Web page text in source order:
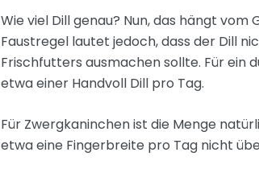
Wie viel Dill genau? Nun, das hängt vom
Faustregel lautet jedoch, dass der Dill
Frischfutters ausmachen sollte. Für ein
etwa einer Handvoll Dill pro Tag.
Für Zwergkaninchen ist die Menge
etwa eine Fingerbreite pro Tag nicht